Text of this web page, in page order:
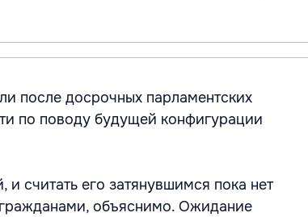
после досрочных парламентских
по поводу будущей конфигурации
считать его затянувшимся пока нет
объяснимо. Ожидание